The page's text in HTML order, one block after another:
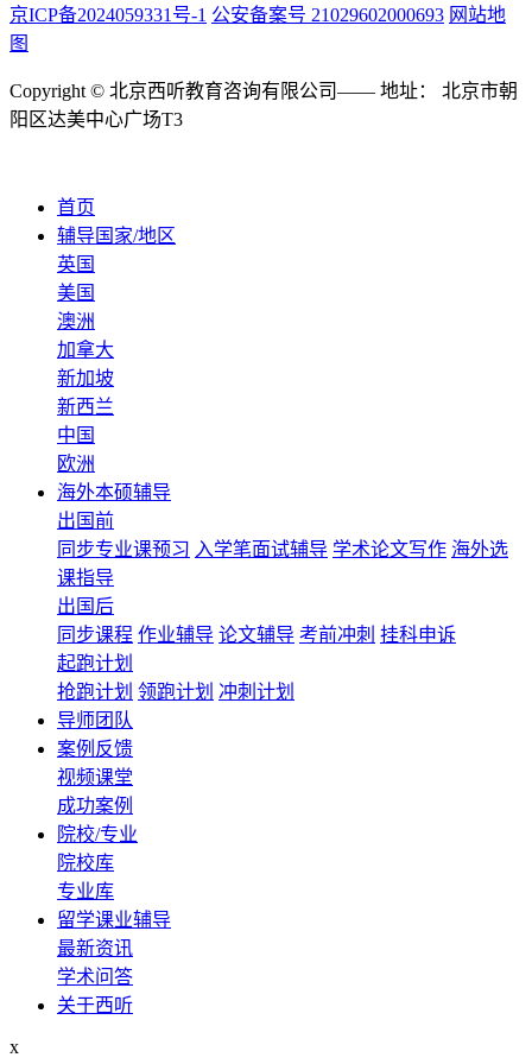
京ICP备2024059331号-1 公安备案号 21029602000693 网站地
图
Copyright © 北京西听教育咨询有限公司—— 地址： 北京市朝
阳区达美中心广场T3
首页
辅导国家/地区
英国
美国
澳洲
加拿大
新加坡
新西兰
中国
欧洲
海外本硕辅导
出国前
同步专业课预习 入学笔面试辅导 学术论文写作 海外选
课指导
出国后
同步课程 作业辅导 论文辅导 考前冲刺 挂科申诉
起跑计划
抢跑计划 领跑计划 冲刺计划
导师团队
案例反馈
视频课堂
成功案例
院校/专业
院校库
专业库
留学课业辅导
最新资讯
学术问答
关于西听
x